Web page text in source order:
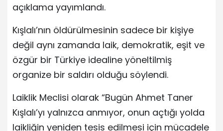
açıklama yayımlandı.
Kışlalı’nın öldürülmesinin sadece bir kişiye
değil aynı zamanda laik, demokratik, eşit ve
özgür bir Türkiye idealine yöneltilmiş
organize bir saldırı olduğu söylendi.
Laiklik Meclisi olarak “Bugün Ahmet Taner
Kışlalı’yı yalnızca anmıyor, onun açtığı yolda
laikliğin yeniden tesis edilmesi için mücadele